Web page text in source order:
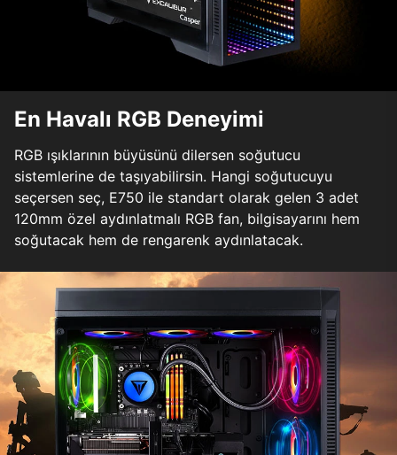
En Havalı RGB Deneyimi
RGB ışıklarının büyüsünü dilersen soğutucu
sistemlerine de taşıyabilirsin. Hangi soğutucuyu
seçersen seç, E750 ile standart olarak gelen 3 adet
120mm özel aydınlatmalı RGB fan, bilgisayarını hem
soğutacak hem de rengarenk aydınlatacak.